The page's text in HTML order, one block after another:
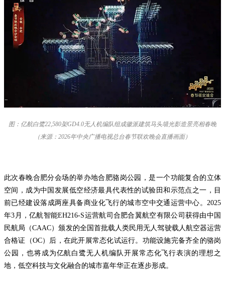
图：亿航白鹭22,580架GD4.0无人机编队组成徽派建筑马头墙光影造景亮相春晚
（来源：2026年中央广播电视总台春节联欢晚会直播画面）
此次春晚合肥分会场的举办地合肥骆岗公园，是一个功能复合的立体
空间，成为中国发展低空经济最具代表性的试验田和示范点之一，目
前已经建设落成两座具备商业化飞行的城市空中交通运营中心。2025
年3月，亿航智能EH216-S运营航司合肥合翼航空有限公司获得由中国
民航局（CAAC）颁发的全国首批载人类民用无人驾驶载人航空器运营
合格证（OC）后，在此开展常态化试运行。功能设施完备齐全的骆岗
公园，也将成为亿航白鹭无人机编队开展常态化飞行表演的理想之
地，低空科技与文化融合的城市嘉年华正在逐步形成。